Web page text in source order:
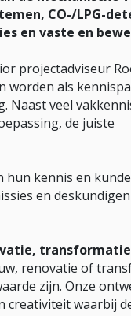
CO-/LPG-
en vaste en
projectadviseur
worden als
Naast veel
de juiste
hun kennis en
en
transformatie
renovatie of
zijn. Onze
waarbij